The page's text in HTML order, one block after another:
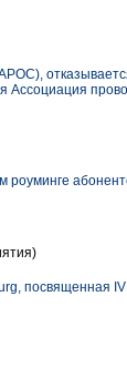
Ассоциация
роуминге
посвященная